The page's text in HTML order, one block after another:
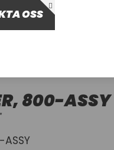
800-ASSY
ASSY
OSS